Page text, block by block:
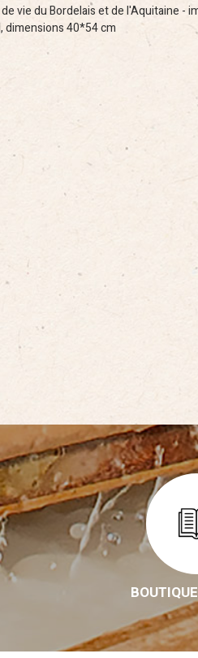
vie du Bordelais et de l'Aquitaine -
dimensions 40*54 cm